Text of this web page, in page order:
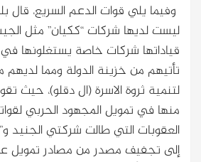
وفيما يلي قوات الدعم السريع، قال
ليست لديها شركات “ككيان” مثل
قياداتها شركات خاصة يستغلونها في
تأتيهم من خزينة الدولة ومما لديهم
لتنمية ثروة الاسرة (ال دقلو)، حيث
منها في تمويل المجهود الحربي
العقوبات التي طالت شركتي الجنيد
إلى تجفيف مصدر من مصادر تمويل